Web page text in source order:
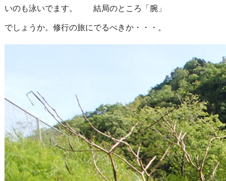
いのも泳いでます。 結局のところ「腕」
でしょうか。修行の旅にでるべきか・・・。